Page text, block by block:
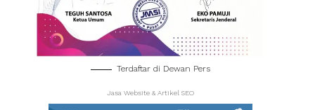
Terdaftar di Dewan Pers
Jasa Website & Artikel SEO